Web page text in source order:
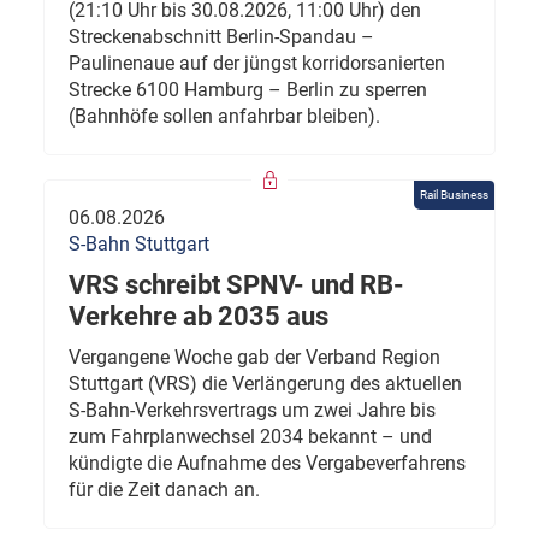
(21:10 Uhr bis 30.08.2026, 11:00 Uhr) den
Streckenabschnitt Berlin-Spandau –
Paulinenaue auf der jüngst korridorsanierten
Strecke 6100 Hamburg – Berlin zu sperren
(Bahnhöfe sollen anfahrbar bleiben).
Rail Business
06.08.2026
S-Bahn Stuttgart
VRS schreibt SPNV- und RB-
Verkehre ab 2035 aus
Vergangene Woche gab der Verband Region
Stuttgart (VRS) die Verlängerung des aktuellen
S-Bahn-Verkehrsvertrags um zwei Jahre bis
zum Fahrplanwechsel 2034 bekannt – und
kündigte die Aufnahme des Vergabeverfahrens
für die Zeit danach an.